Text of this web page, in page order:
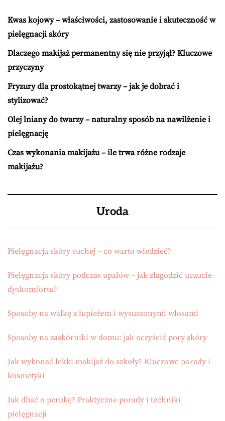
Kwas kojowy – właściwości, zastosowanie i skuteczność w
pielęgnacji skóry
Dlaczego makijaż permanentny się nie przyjął? Kluczowe
przyczyny
Fryzury dla prostokątnej twarzy – jak je dobrać i
stylizować?
Olej lniany do twarzy – naturalny sposób na nawilżenie i
pielęgnację
Czas wykonania makijażu – ile trwa różne rodzaje
makijażu?
Uroda
Pielęgnacja skóry suchej – co warto wiedzieć?
Pielęgnacja skóry podczas upałów – jak złagodzić uczucie
dyskomfortu?
Sposoby na walkę z łupieżem i wysuszonymi włosami
Sposoby na zaskórniki w domu: jak oczyścić pory skóry
Jak wykonać lekki makijaż do szkoły? Kluczowe porady i
kosmetyki
Jak dbać o perukę? Praktyczne porady i techniki
pielęgnacji